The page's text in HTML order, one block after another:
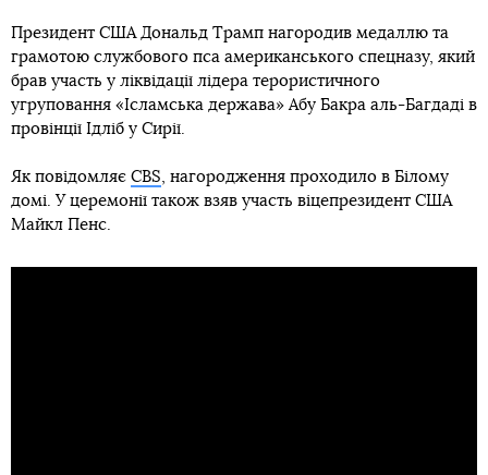
Президент США Дональд Трамп нагородив медаллю та
грамотою службового пса американського спецназу, який
брав участь у ліквідації лідера терористичного
угруповання «Ісламська держава» Абу Бакра аль-Багдаді в
провінції Ідліб у Сирії.
Як повідомляє CBS , нагородження проходило в Білому
домі. У церемонії також взяв участь віцепрезидент США
Майкл Пенс.